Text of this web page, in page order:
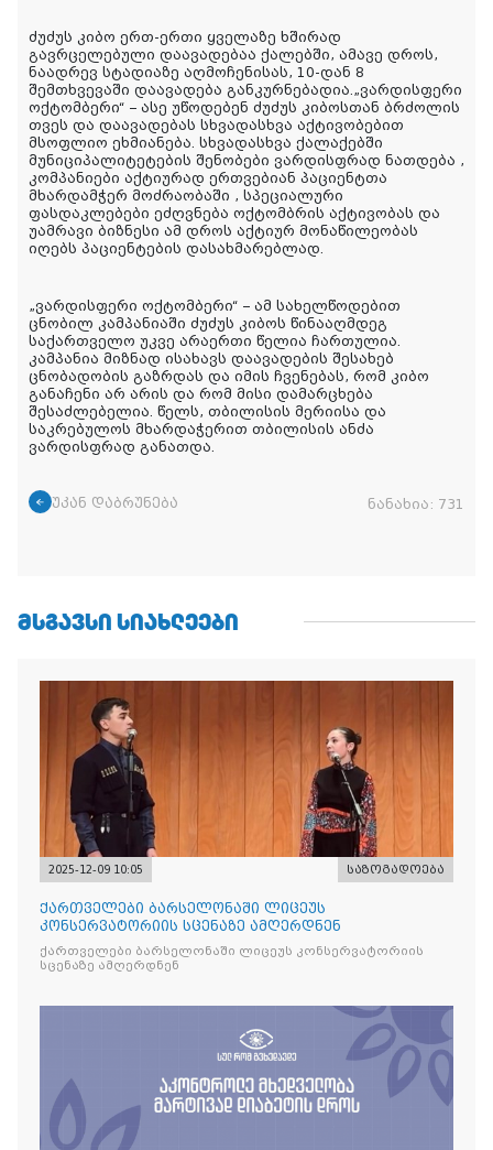
ძუძუს კიბო ერთ-ერთი ყველაზე ხშირად
გავრცელებული დაავადებაა ქალებში, ამავე დროს,
ნაადრევ სტადიაზე აღმოჩენისას, 10-დან 8
შემთხვევაში დაავადება განკურნებადია.„ვარდისფერი
ოქტომბერი“ – ასე უწოდებენ ძუძუს კიბოსთან ბრძოლის
თვეს და დაავადებას სხვადასხვა აქტივობებით
მსოფლიო ეხმიანება. სხვადასხვა ქალაქებში
მუნიციპალიტეტების შენობები ვარდისფრად ნათდება ,
კომპანიები აქტიურად ერთვებიან პაციენტთა
მხარდამჭერ მოძრაობაში , სპეციალური
ფასდაკლებები ეძღვნება ოქტომბრის აქტივობას და
უამრავი ბიზნესი ამ დროს აქტიურ მონაწილეობას
იღებს პაციენტების დასახმარებლად.
„ვარდისფერი ოქტომბერი“ – ამ სახელწოდებით
ცნობილ კამპანიაში ძუძუს კიბოს წინააღმდეგ
საქართველო უკვე არაერთი წელია ჩართულია.
კამპანია მიზნად ისახავს დაავადების შესახებ
ცნობადობის გაზრდას და იმის ჩვენებას, რომ კიბო
განაჩენი არ არის და რომ მისი დამარცხება
შესაძლებელია. წელს, თბილისის მერიისა და
საკრებულოს მხარდაჭერით თბილისის ანძა
ვარდისფრად განათდა.
უკან დაბრუნება ნანახია: 731
ᲛᲡᲒᲐᲕᲡᲘ ᲡᲘᲐᲮᲚᲔᲔᲑᲘ
2025-12-09 10:05 საზოგადოება
ქართველები ბარსელონაში ლიცეუს
კონსერვატორიის სცენაზე ამღერდნენ
ქართველები ბარსელონაში ლიცეუს კონსერვატორიის
სცენაზე ამღერდნენ